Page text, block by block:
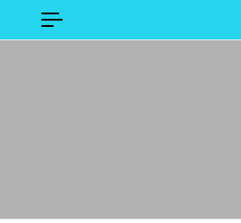
Skip to content